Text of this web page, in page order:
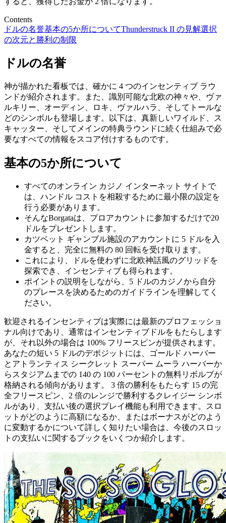
Contents
ドルの名誉基本の5か所についてThunderstruck II の見解選択
の次元と勝利の制限
ドルの名誉
神が描かれた看板では、確かに 4 つのインセンティブ ラウ
ンドが紹介されます。また、識別可能な北欧の神々や、ヴァ
ルキリー、オーディン、ロキ、ヴァルハラ、そしてトールな
どのシンボルも登場します。以下は、真新しいワイルド、ス
キャッター、そしてメインの特典ラウンドに続く仕組みで必
要なすべての情報をスコア付けするものです。
基本の5か所について
すべてのオンライン カジノ インターネット サイトで
は、ハンドル コストを相殺するために最小限の設定を
行う必要があります。
そんなBorgataは、プロアカウントに参加するだけで20
ドルをプレゼントします。
カツベット ギャンブル施設のアカウントに 5 ドルを入
金すると、完全に無料の 80 回転を受け取ります。
これにより、ドルを使わずに北欧神話風のグリッドを
探索でき、インセンティブも得られます。
ポイントの説明をしながら、5 ドルのカジノから自分
のプレースを決めるためのガイドラインを理解してく
ださい。
歓迎されるインセンティブは実際には最新のプロフェッショ
ナル向けであり、通常はインセンティブドルをもたらします
が、それ以外の場合は 100% フリースピンが提供されます。
あなたの短い 5 ドルのデポジットには、ゴールド ハーバー
とアトランティス シークレット スーパー ムーラ ハーバーか
らスタジアムまでの 140 の 100 パーセントの無料リボルブが
格納される傾向があります。 3 倍の勝利をもたらす 15 の完
全フリースピン、2 倍のレンジで勝利するクレイジー シンボ
ルがあり、支払い後の選択プレイ機能も利用できます。スロ
ットがどのように高額になるか、またはボーナスがどのよう
に変動するかについて詳しく知りたい場合は、今後のスロッ
トの支払いに関するブックをいくつか紹介します。